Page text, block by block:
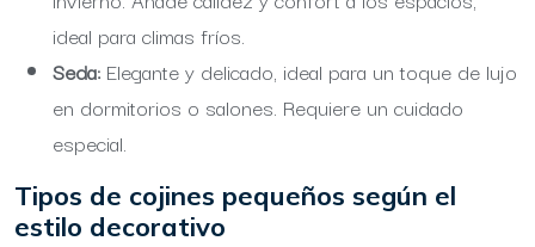
ideal para climas fríos.
Seda: Elegante y delicado, ideal para un toque de lujo
en dormitorios o salones. Requiere un cuidado
especial.
Tipos de cojines pequeños según el
estilo decorativo